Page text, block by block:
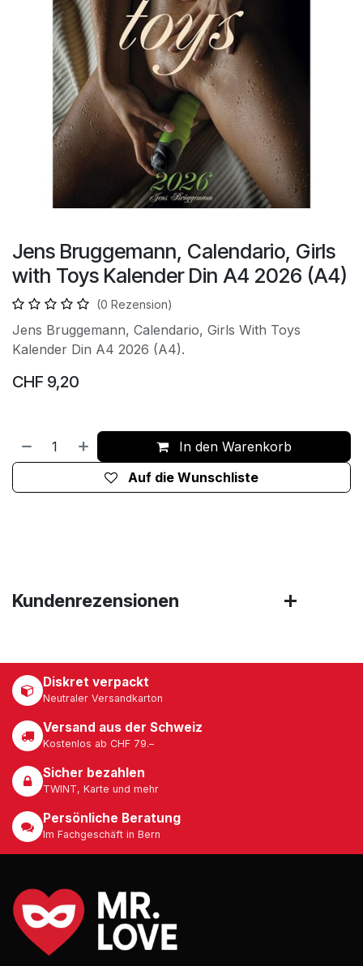
Jens Bruggemann, Calendario, Girls
with Toys Kalender Din A4 2026 (A4)
(0 Rezension)
Jens Bruggemann, Calendario, Girls With Toys
Kalender Din A4 2026 (A4).
CHF 9,20
In den Warenkorb
Auf die Wunschliste
Kundenrezensionen
Diskret verpackt
Neutraler Versandkarton
Versand aus der Schweiz
Kostenlos ab CHF 79.–
Sicher bezahlen
TWINT, Karte und mehr
Persönliche Beratung
Im Fachgeschäft in Bern